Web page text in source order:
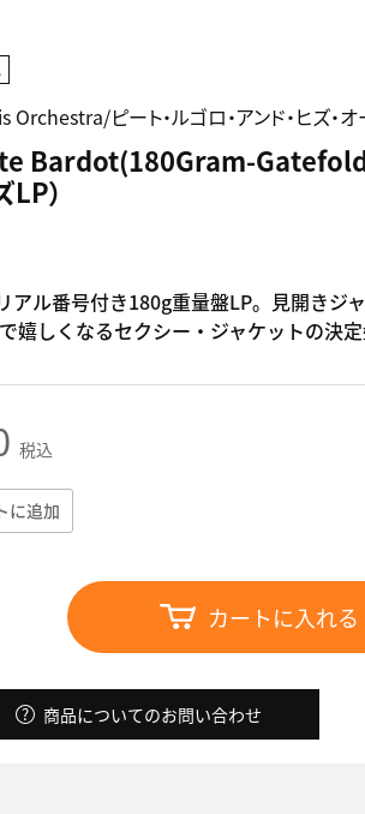
ピート・ルゴロ・アンド・ヒズ・オ
Bardot(180Gram-
）
アル番号付き180g重量盤LP。見開きジ
嬉しくなるセクシー・ジャケットの決
税込
に追加
カートに入れる
商品についてのお問い合わせ